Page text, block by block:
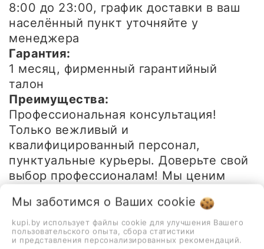
8:00 до 23:00, график доставки в ваш
населённый пункт уточняйте у
менеджера
Гарантия:
1 месяц, фирменный гарантийный
талон
Преимущества:
Профессиональная консультация!
Только вежливый и
квалифицированный персонал,
пунктуальные курьеры. Доверьте свой
выбор профессионалам! Мы ценим
-
+
В корзину
Мы заботимся о Ваших cookie
kupi.by использует файлы cookie для улучшения Вашего
пользовательского опыта, сбора статистики
и представления персонализированных рекомендаций.